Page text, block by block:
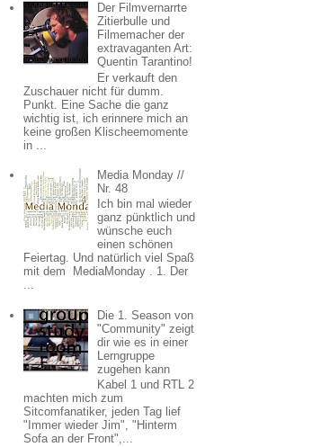
Der Filmvernarrte
Zitierbulle und
Filmemacher der
extravaganten Art:
Quentin Tarantino!
Er verkauft den
Zuschauer nicht für dumm.
Punkt. Eine Sache die ganz
wichtig ist, ich erinnere mich an
keine großen Klischeemomente
in ...
Media Monday //
Nr. 48
Ich bin mal wieder
ganz pünktlich und
wünsche euch
einen schönen
Feiertag. Und natürlich viel Spaß
mit dem MediaMonday . 1. Der
...
Die 1. Season von
"Community" zeigt
dir wie es in einer
Lerngruppe
zugehen kann
Kabel 1 und RTL 2
machten mich zum
Sitcomfanatiker, jeden Tag lief
"Immer wieder Jim", "Hinterm
Sofa an der Front",...